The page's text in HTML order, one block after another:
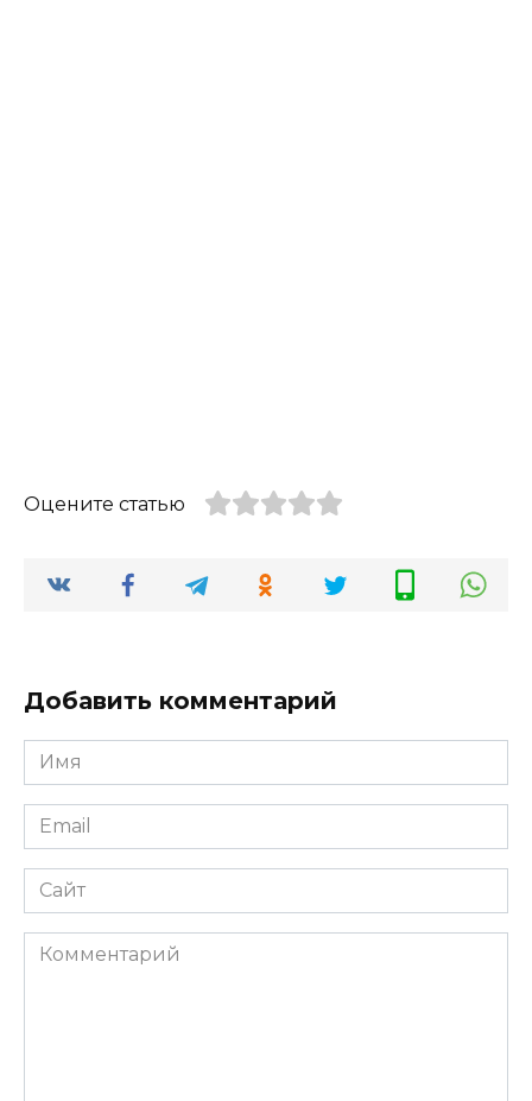
Оцените статью
Добавить комментарий
Имя
*
Email
*
Сайт
Комментарий